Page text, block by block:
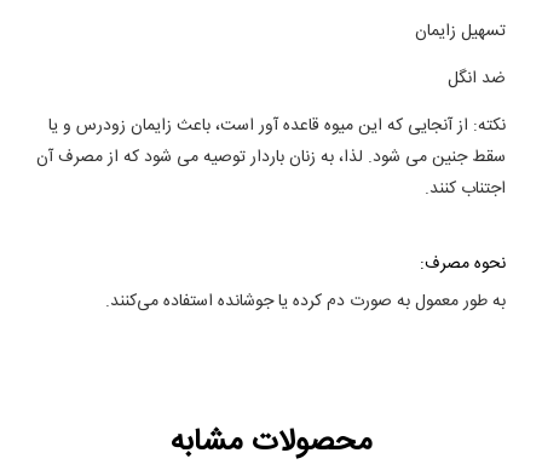
تسهیل زایمان
ضد انگل
نکته: از آنجایی که این میوه قاعده آور است، باعث زایمان زودرس و یا
سقط جنین می شود. لذا، به زنان باردار توصیه می شود که از مصرف آن
اجتناب کنند.
نحوه مصرف:
به طور معمول به صورت دم کرده یا جوشانده استفاده می‌کنند.
محصولات مشابه